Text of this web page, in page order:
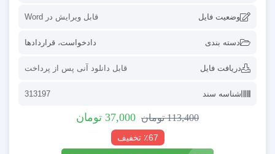
وضعیت فایل قابل ویرایش در Word
دسته بندی دادخواست، قراردادها
دریافت فایل قابل دانلود آنی پس از پرداخت
شناسه سند 313197
113,400 تومان 37,000 تومان
٪67 تخفیف